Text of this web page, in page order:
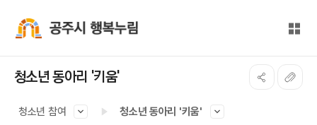
전체
청소년 동아리 '키움'
청소년 참여 청소년 동아리 '키움'